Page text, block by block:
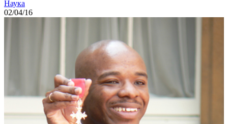
Наука
02/04/16